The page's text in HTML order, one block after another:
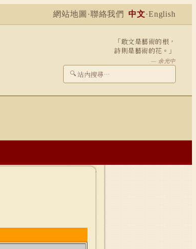
網站地圖 ·聯絡我們 中文·English
「敢文是藝術的根，
詩則是藝術的花。」
— 余光中
🔍